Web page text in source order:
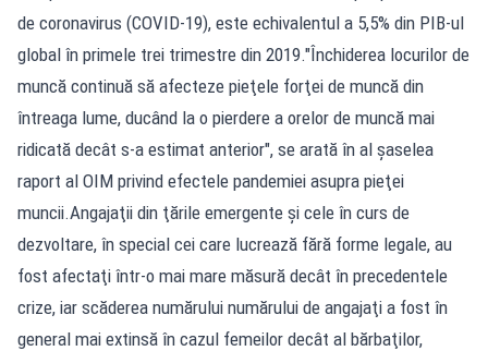
de coronavirus (COVID-19), este echivalentul a 5,5% din PIB-ul
global în primele trei trimestre din 2019."Închiderea locurilor de
muncă continuă să afecteze pieţele forţei de muncă din
întreaga lume, ducând la o pierdere a orelor de muncă mai
ridicată decât s-a estimat anterior", se arată în al şaselea
raport al OIM privind efectele pandemiei asupra pieţei
muncii.Angajaţii din ţările emergente şi cele în curs de
dezvoltare, în special cei care lucrează fără forme legale, au
fost afectaţi într-o mai mare măsură decât în precedentele
crize, iar scăderea numărului numărului de angajaţi a fost în
general mai extinsă în cazul femeilor decât al bărbaţilor,